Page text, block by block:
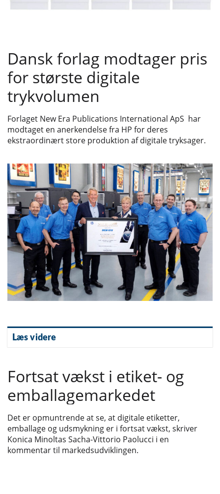
Dansk forlag modtager pris
for største digitale
trykvolumen
Forlaget New Era Publications International ApS har
modtaget en anerkendelse fra HP for deres
ekstraordinært store produktion af digitale tryksager.
Læs videre
Fortsat vækst i etiket- og
emballagemarkedet
Det er opmuntrende at se, at digitale etiketter,
emballage og udsmykning er i fortsat vækst, skriver
Konica Minoltas Sacha-Vittorio Paolucci i en
kommentar til markedsudviklingen.